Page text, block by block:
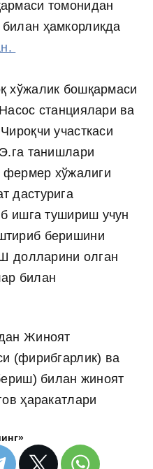
томонидан
ҳамкорликда
хўжалик бошқармаси
станциялари ва
участкаси
танишлари
фермер хўжалиги
дастурига
ишга тушириш учун
беришини
долларини олган
билан
Жиноят
(фирибгарлик) ва
билан жиноят
ҳаракатлари